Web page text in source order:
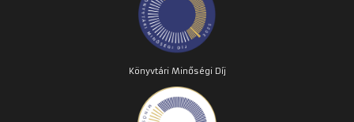
Könyvtári Minőségi Díj